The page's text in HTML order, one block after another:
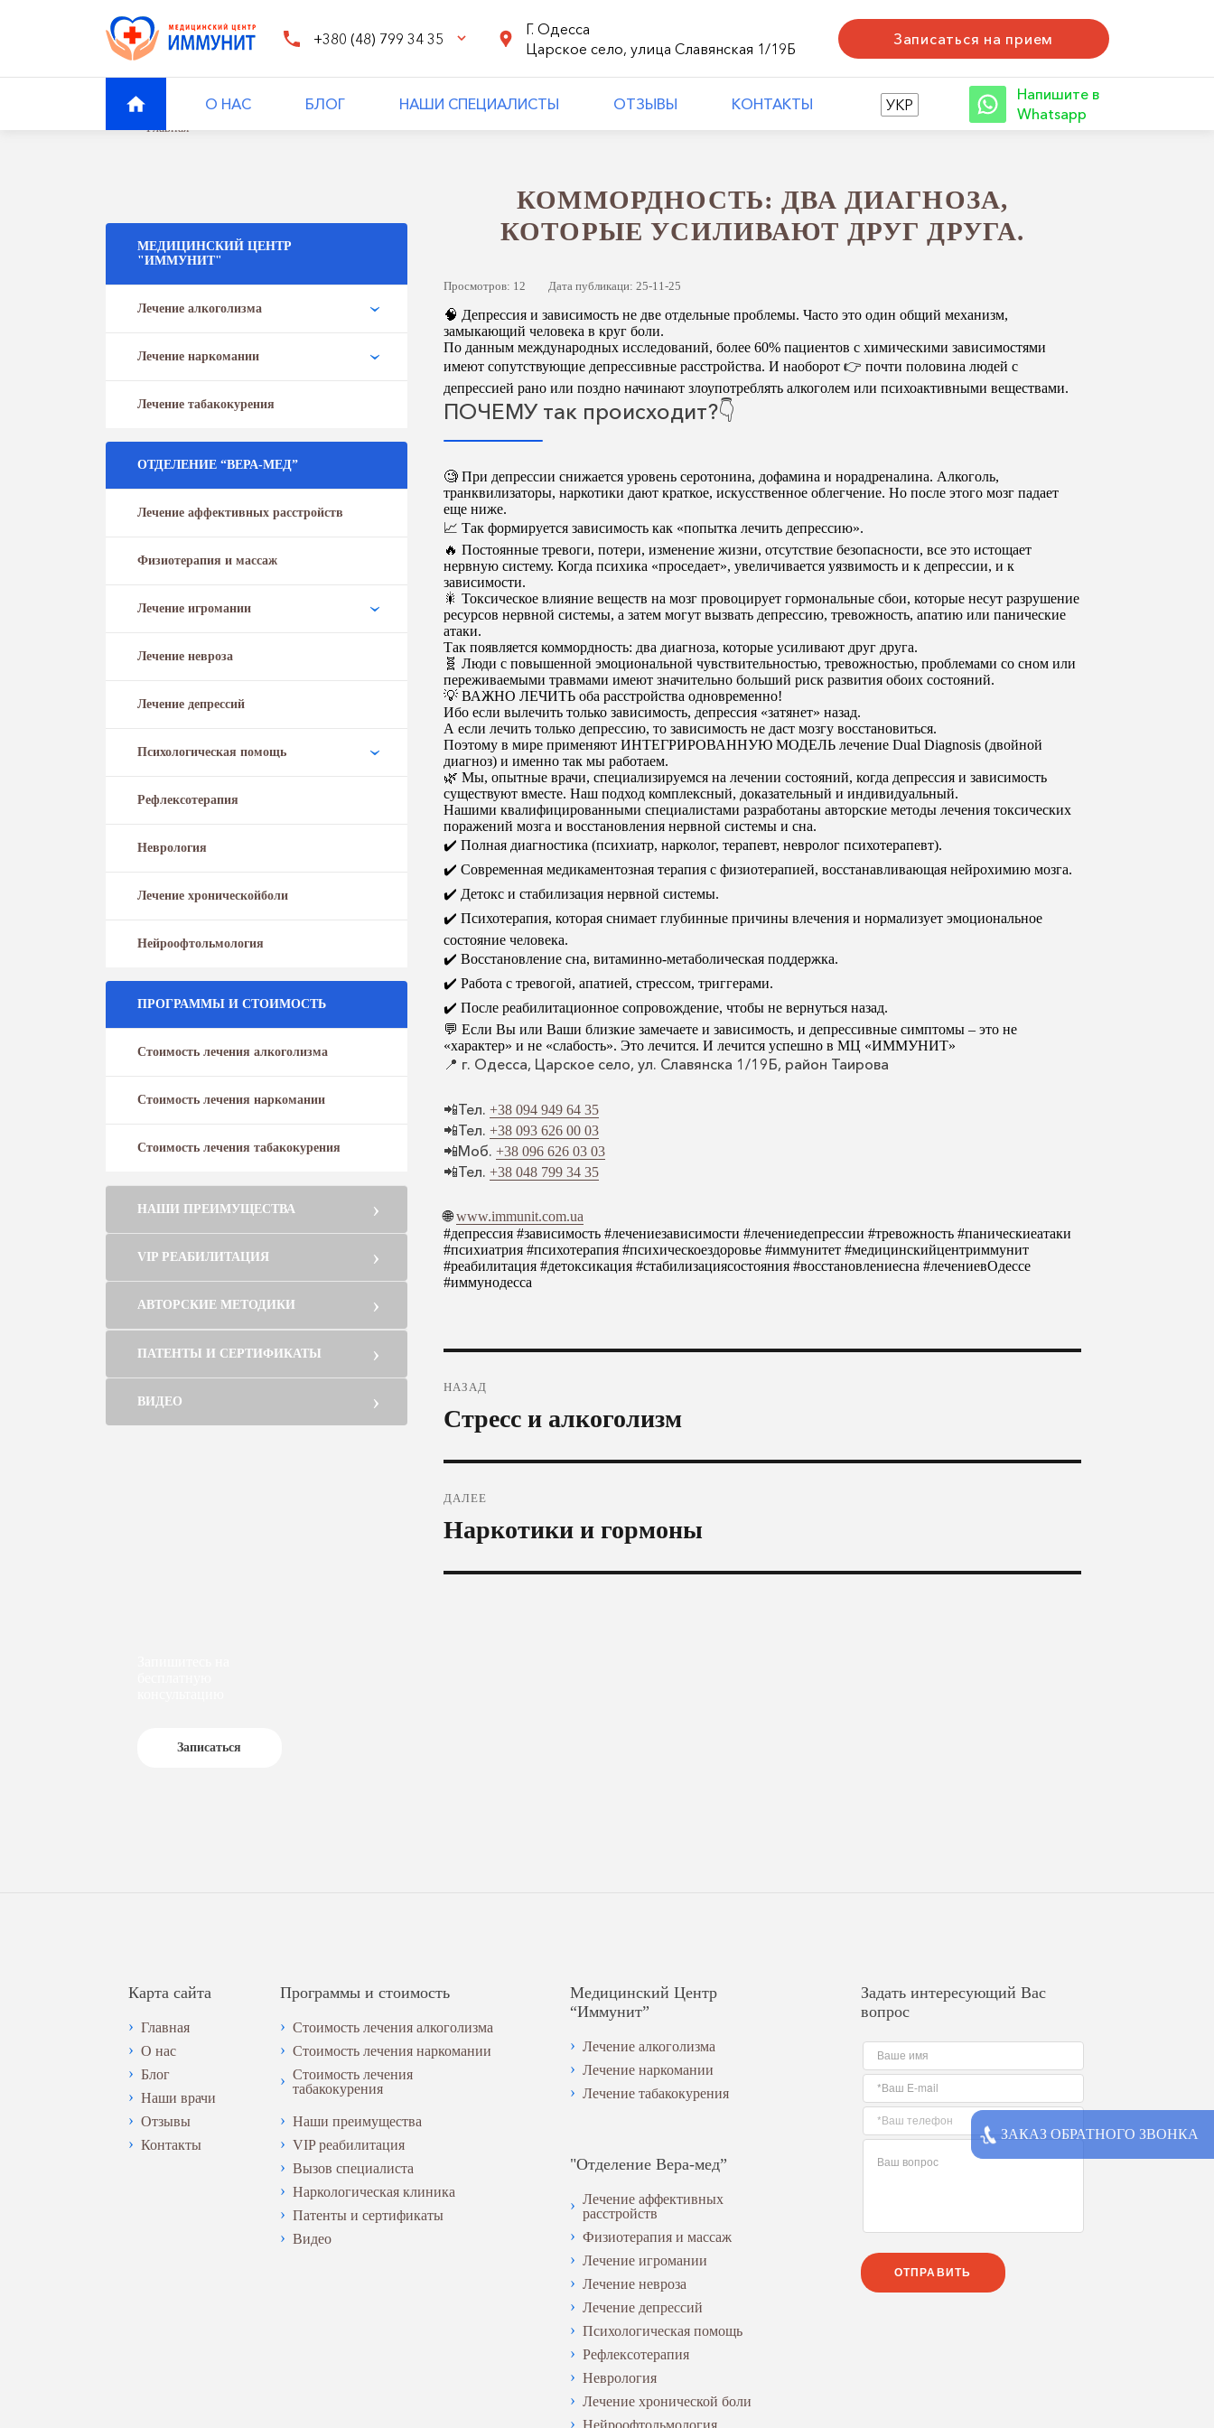
+380 (48) 799 34 35
Г. Одесса
Царское село, улица Славянская 1/19Б
Записаться на прием
О НАС БЛОГ НАШИ СПЕЦИАЛИСТЫ ОТЗЫВЫ КОНТАКТЫ УКР
Напишите в
Whatsapp
ЗАКАЗ ОБРАТНОГО ЗВОНКА
Главная
МЕДИЦИНСКИЙ ЦЕНТР
"ИММУНИТ"
Лечение алкоголизма
Лечение наркомании
Лечение табакокурения
ОТДЕЛЕНИЕ “ВЕРА-МЕД”
Лечение аффективных расстройств
Физиотерапия и массаж
Лечение игромании
Лечение невроза
Лечение депрессий
Психологическая помощь
Рефлексотерапия
Неврология
Лечение хроническойболи
Нейроофтольмология
ПРОГРАММЫ И СТОИМОСТЬ
Стоимость лечения алкоголизма
Стоимость лечения наркомании
Стоимость лечения табакокурения
НАШИ ПРЕИМУЩЕСТВА
VIP РЕАБИЛИТАЦИЯ
АВТОРСКИЕ МЕТОДИКИ
ПАТЕНТЫ И СЕРТИФИКАТЫ
ВИДЕО
Записаться
КОММОРДНОСТЬ: ДВА ДИАГНОЗА,
КОТОРЫЕ УСИЛИВАЮТ ДРУГ ДРУГА.
Просмотров: 12 Дата публикаци: 25-11-25
🧠 Депрессия и зависимость не две отдельные проблемы. Часто это один общий механизм,
замыкающий человека в круг боли.
По данным международных исследований, более 60% пациентов с химическими зависимостями
имеют сопутствующие депрессивные расстройства. И наоборот 👉 почти половина людей с
депрессией рано или поздно начинают злоупотреблять алкоголем или психоактивными веществами.
ПОЧЕМУ так происходит?👇
🧐При депрессии снижается уровень серотонина, дофамина и норадреналина. Алкоголь,
транквилизаторы, наркотики дают краткое, искусственное облегчение. Но после этого мозг падает
еще ниже.
📈 Так формируется зависимость как «попытка лечить депрессию».
🔥 Постоянные тревоги, потери, изменение жизни, отсутствие безопасности, все это истощает
нервную систему. Когда психика «проседает», увеличивается уязвимость и к депрессии, и к
зависимости.
🎇 Токсическое влияние веществ на мозг провоцирует гормональные сбои, которые несут разрушение
ресурсов нервной системы, а затем могут вызвать депрессию, тревожность, апатию или панические
атаки.
Так появляется коммордность: два диагноза, которые усиливают друг друга.
🧬 Люди с повышенной эмоциональной чувствительностью, тревожностью, проблемами со сном или
переживаемыми травмами имеют значительно больший риск развития обоих состояний.
💡 ВАЖНО ЛЕЧИТЬ оба расстройства одновременно!
Ибо если вылечить только зависимость, депрессия «затянет» назад.
А если лечить только депрессию, то зависимость не даст мозгу восстановиться.
Поэтому в мире применяют ИНТЕГРИРОВАННУЮ МОДЕЛЬ лечение Dual Diagnosis (двойной
диагноз) и именно так мы работаем.
🌿 Мы, опытные врачи, специализируемся на лечении состояний, когда депрессия и зависимость
существуют вместе. Наш подход комплексный, доказательный и индивидуальный.
Нашими квалифицированными специалистами разработаны авторские методы лечения токсических
поражений мозга и восстановления нервной системы и сна.
✔️ Полная диагностика (психиатр, нарколог, терапевт, невролог психотерапевт).
✔️ Современная медикаментозная терапия с физиотерапией, восстанавливающая нейрохимию мозга.
✔️ Детокс и стабилизация нервной системы.
✔️ Психотерапия, которая снимает глубинные причины влечения и нормализует эмоциональное
состояние человека.
✔️ Восстановление сна, витаминно-метаболическая поддержка.
✔️ Работа с тревогой, апатией, стрессом, триггерами.
✔️ После реабилитационное сопровождение, чтобы не вернуться назад.
💬 Если Вы или Ваши близкие замечаете и зависимость, и депрессивные симптомы – это не
«характер» и не «слабость». Это лечится. И лечится успешно в МЦ «ИММУНИТ»
📍 г. Одесса, Царское село, ул. Славянска 1/19Б, район Таирова
📲Тел. +38 094 949 64 35
📲Тел. +38 093 626 00 03
📲Моб. +38 096 626 03 03
📲Тел. +38 048 799 34 35
🌐www.immunit.com.ua
#депрессия #зависимость #лечениезависимости #лечениедепрессии #тревожность #паническиеатаки
#психиатрия #психотерапия #психическоездоровье #иммунитет #медицинскийцентриммунит
#реабилитация#детоксикация #стабилизациясостояния #восстановлениесна #лечениевОдессе
#иммунодесса
по
записям
НАЗАД
Предыдущая
запись:
Стресс и алкоголизм
ДАЛЕЕ
Следующая
запись:
Наркотики и гормоны
Карта сайта
Главная
О нас
Блог
Наши врачи
Отзывы
Контакты
Программы и стоимость
Стоимость лечения алкоголизма
Стоимость лечения наркомании
Стоимость лечения
табакокурения
Наши преимущества
VIP реабилитация
Вызов специалиста
Наркологическая клиника
Патенты и сертификаты
Видео
Медицинский Центр
“Иммунит”
Лечение алкоголизма
Лечение наркомании
Лечение табакокурения
"Отделение Вера-мед”
Лечение аффективных
расстройств
Физиотерапия и массаж
Лечение игромании
Лечение невроза
Лечение депрессий
Психологическая помощь
Рефлексотерапия
Неврология
Лечение хронической боли
Нейроофтольмология
Задать интересующий Вас
вопрос